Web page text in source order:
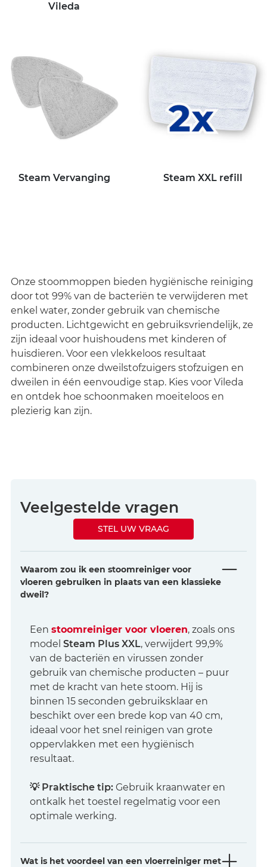
Vileda
Steam Vervanging Steam XXL refill
Onze stoommoppen bieden hygiënische reiniging
door tot 99% van de bacteriën te verwijderen met
enkel water, zonder gebruik van chemische
producten. Lichtgewicht en gebruiksvriendelijk, ze
zijn ideaal voor huishoudens met kinderen of
huisdieren. Voor een vlekkeloos resultaat
combineren onze dweilstofzuigers stofzuigen en
dweilen in één eenvoudige stap. Kies voor Vileda
en ontdek hoe schoonmaken moeiteloos en
plezierig kan zijn.
Veelgestelde vragen
STEL UW VRAAG
Waarom zou ik een stoomreiniger voor
vloeren gebruiken in plaats van een klassieke
dweil?
Een stoomreiniger voor vloeren, zoals ons
model Steam Plus XXL, verwijdert 99,9%
van de bacteriën en virussen zonder
gebruik van chemische producten – puur
met de kracht van hete stoom. Hij is
binnen 15 seconden gebruiksklaar en
beschikt over een brede kop van 40 cm,
ideaal voor het snel reinigen van grote
oppervlakken met een hygiënisch
resultaat.
💡 Praktische tip: Gebruik kraanwater en
ontkalk het toestel regelmatig voor een
optimale werking.
Wat is het voordeel van een vloerreiniger met